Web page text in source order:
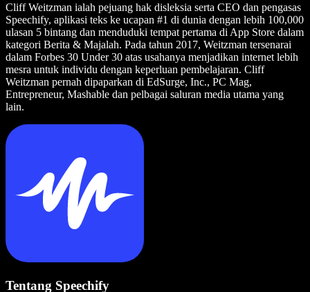
Cliff Weitzman ialah pejuang hak disleksia serta CEO dan pengasas
Speechify, aplikasi teks ke ucapan #1 di dunia dengan lebih 100,000
ulasan 5 bintang dan menduduki tempat pertama di App Store dalam
kategori Berita & Majalah. Pada tahun 2017, Weitzman tersenarai
dalam Forbes 30 Under 30 atas usahanya menjadikan internet lebih
mesra untuk individu dengan keperluan pembelajaran. Cliff
Weitzman pernah dipaparkan di EdSurge, Inc., PC Mag,
Entrepreneur, Mashable dan pelbagai saluran media utama yang
lain.
Tentang Speechify